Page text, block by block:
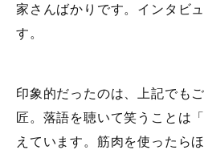
家さんばかりです。インタビ
す。
印象的だったのは、上記でも
匠。落語を聴いて笑うことは
えています。筋肉を使ったら